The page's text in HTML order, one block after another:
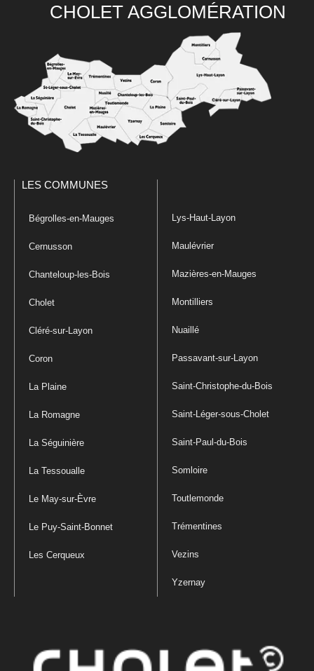
CHOLET AGGLOMÉRATION
LES COMMUNES
Bégrolles-en-Mauges
Cernusson
Chanteloup-les-Bois
Cholet
Cléré-sur-Layon
Coron
La Plaine
La Romagne
La Séguinière
La Tessoualle
Le May-sur-Èvre
Le Puy-Saint-Bonnet
Les Cerqueux
Lys-Haut-Layon
Maulévrier
Mazières-en-Mauges
Montilliers
Nuaillé
Passavant-sur-Layon
Saint-Christophe-du-Bois
Saint-Léger-sous-Cholet
Saint-Paul-du-Bois
Somloire
Toutlemonde
Trémentines
Vezins
Yzernay